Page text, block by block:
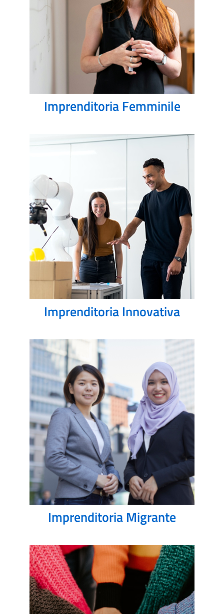
Imprenditoria Femminile
Imprenditoria Innovativa
Imprenditoria Migrante